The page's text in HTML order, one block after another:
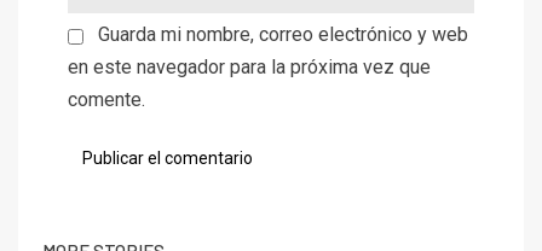
Guarda mi nombre, correo electrónico y web
en este navegador para la próxima vez que
comente.